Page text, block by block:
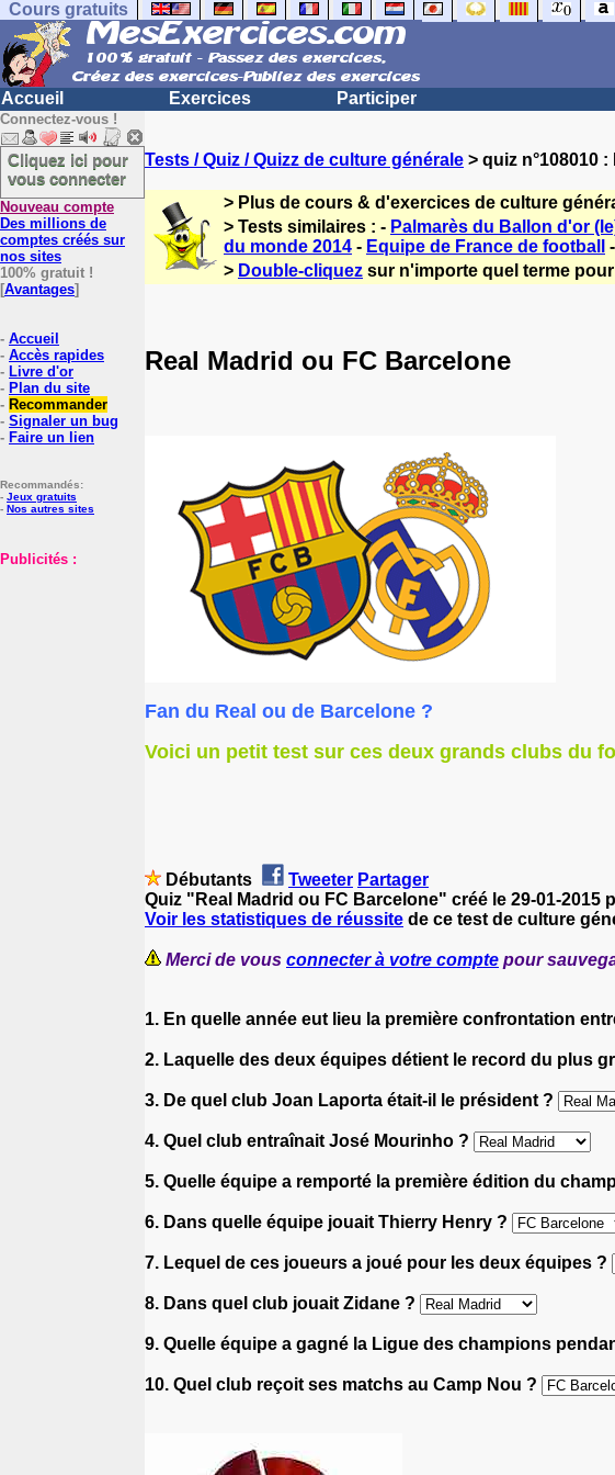
Cours gratuits
Accueil Exercices Participer
Connectez-vous !
Cliquez ici pour
vous connecter
Nouveau compte
Des millions de
comptes créés sur
nos sites
100% gratuit !
[Avantages]
- Accueil
- Accès rapides
- Livre d'or
- Plan du site
- Recommander
- Signaler un bug
- Faire un lien
Recommandés:
- Jeux gratuits
- Nos autres sites
Publicités :
Tests / Quiz / Quizz de culture générale > quiz n°108010
> Plus de cours & d'exercices de culture
> Tests similaires : - Palmarès du Ballon d'or
du monde 2014 - Equipe de France de football -
> Double-cliquez sur n'importe quel terme
Real Madrid ou FC Barcelone
Fan du Real ou de Barcelone ?
Voici un petit test sur ces deux grands clubs du
Débutants Tweeter Partager
Quiz "Real Madrid ou FC Barcelone" créé le 29-01-2015
Voir les statistiques de réussite de ce test de culture
Merci de vous connecter à votre compte pour
1. En quelle année eut lieu la première confrontation
2. Laquelle des deux équipes détient le record du plus
3. De quel club Joan Laporta était-il le président ?
4. Quel club entraînait José Mourinho ?
5. Quelle équipe a remporté la première édition du
6. Dans quelle équipe jouait Thierry Henry ?
7. Lequel de ces joueurs a joué pour les deux équipes ?
8. Dans quel club jouait Zidane ?
9. Quelle équipe a gagné la Ligue des champions
10. Quel club reçoit ses matchs au Camp Nou ?